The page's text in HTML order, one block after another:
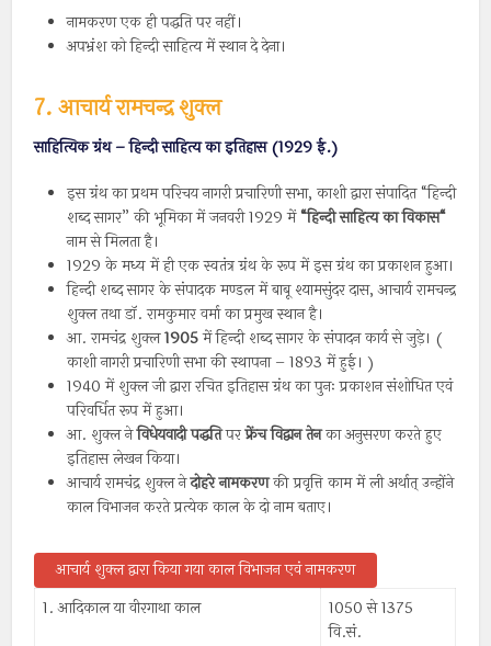
नामकरण एक ही पद्धति पर नहीं।
अपभ्रंश को हिन्दी साहित्य में स्थान दे देना।
7. आचार्य रामचन्द्र शुक्ल
साहित्यिक ग्रंथ – हिन्दी साहित्य का इतिहास (1929 ई.)
इस ग्रंथ का प्रथम परिचय नागरी प्रचारिणी सभा, काशी द्वारा संपादित “हिन्दी
शब्द सागर” की भूमिका में जनवरी 1929 में“हिन्दीसाहित्यकाविकास“
नाम से मिलता है।
1929 के मध्य में ही एक स्वतंत्र ग्रंथ के रूप में इस ग्रंथ का प्रकाशन हुआ।
हिन्दी शब्द सागर के संपादक मण्डल में बाबू श्यामसुंदर दास, आचार्य रामचन्द्र
शुक्ल तथा डॉ. रामकुमार वर्मा का प्रमुख स्थान है।
आ. रामचंद्र शुक्ल1905में हिन्दी शब्द सागर के संपादन कार्य से जुड़े। (
काशी नागरी प्रचारिणी सभा की स्थापना – 1893 में हुई। )
1940 में शुक्ल जी द्वारा रचित इतिहास ग्रंथ का पुनः प्रकाशन संशोधित एवं
परिवर्धित रूप में हुआ।
आ. शुक्ल नेविधेयवादीपद्धतिपरफ्रेंचविद्वानतेनका अनुसरण करते हुए
इतिहास लेखन किया।
आचार्य रामचंद्र शुक्ल नेदोहरेनामकरणकी प्रवृत्ति काम में ली अर्थात् उन्होंने
काल विभाजन करते प्रत्येक काल के दो नाम बताए।
आचार्य शुक्ल द्वारा किया गया काल विभाजन एवं नामकरण
1. आदिकाल या वीरगाथा काल
1050 से 1375
वि.सं.